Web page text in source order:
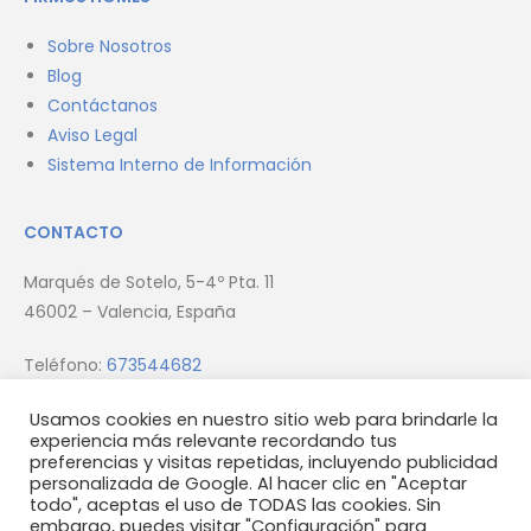
Sobre Nosotros
Blog
Contáctanos
Aviso Legal
Sistema Interno de Información
CONTACTO
Marqués de Sotelo, 5-4º Pta. 11
46002 – Valencia, España
Teléfono: 673544682
Email:info@firmus.es
Usamos cookies en nuestro sitio web para brindarle la
experiencia más relevante recordando tus
preferencias y visitas repetidas, incluyendo publicidad
personalizada de Google. Al hacer clic en "Aceptar
todo", aceptas el uso de TODAS las cookies. Sin
embargo, puedes visitar "Configuración" para